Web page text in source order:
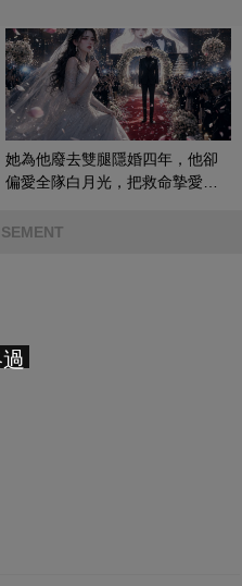
她為他廢去雙腿隱婚四年，他卻
偏愛全隊白月光，把救命摯愛當